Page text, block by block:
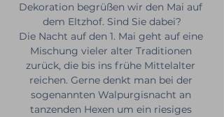
Dekoration begrüßen wir den Mai auf
dem Eltzhof. Sind Sie dabei?
Die Nacht auf den 1. Mai geht auf eine
Mischung vieler alter Traditionen
zurück, die bis ins frühe Mittelalter
reichen. Gerne denkt man bei der
sogenannten Walpurgisnacht an
tanzenden Hexen um ein riesiges